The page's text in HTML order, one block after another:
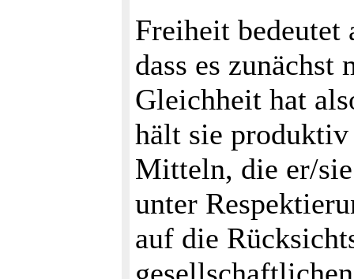
Freiheit bedeutet
dass es
Gleichheit hat
hält sie
Mitteln, die er/
unter
auf die